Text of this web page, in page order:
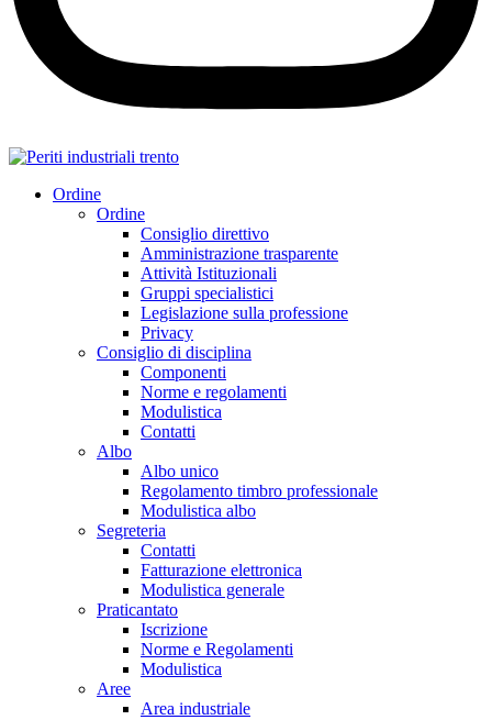
Ordine
Ordine
Consiglio direttivo
Amministrazione trasparente
Attività Istituzionali
Gruppi specialistici
Legislazione sulla professione
Privacy
Consiglio di disciplina
Componenti
Norme e regolamenti
Modulistica
Contatti
Albo
Albo unico
Regolamento timbro professionale
Modulistica albo
Segreteria
Contatti
Fatturazione elettronica
Modulistica generale
Praticantato
Iscrizione
Norme e Regolamenti
Modulistica
Aree
Area industriale